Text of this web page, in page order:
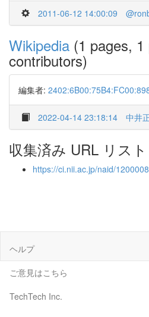
2011-06-12 14:00:09
Wikipedia (1 pages, 1
contributors)
編集者:
2022-04-14 23:18:14 中井
収集済み URL リスト
https://ci.nii.ac.jp/naid/
ヘルプ
ご意見はこちら
TechTech Inc.